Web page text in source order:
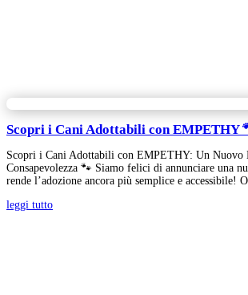
Scopri i Cani Adottabili con EMPETHY
Scopri i Cani Adottabili con EMPETHY: Un Nuovo
Consapevolezza 🐾 Siamo felici di annunciare una
rende l’adozione ancora più semplice e accessibile!
leggi tutto